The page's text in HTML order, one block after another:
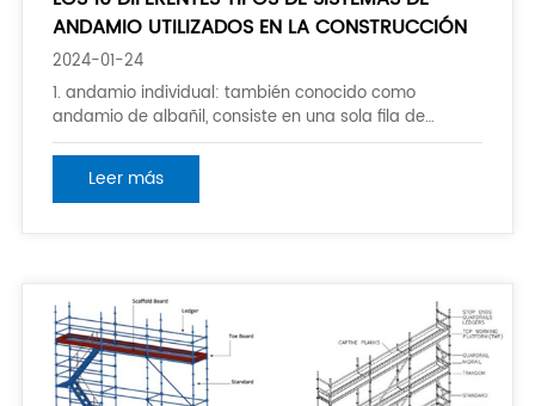
ANDAMIO UTILIZADOS EN LA CONSTRUCCIÓN
2024-01-24
1. andamio individual: también conocido como
andamio de albañil, consiste en una sola fila de
soportes verticales fijados al suelo. Se utiliza
principalmente para trabajos ligeros de construcción
y mantenimiento. 2. doble andamio: este tipo
Leer más